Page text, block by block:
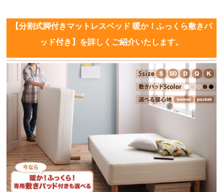
【分割式脚付きマットレスベッド 暖か！ふっくら敷きパ
ッド付き】を詳しくご紹介いたします。